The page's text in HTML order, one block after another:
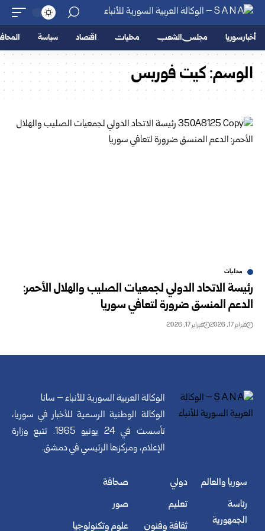
أخبار سوريا مجلس الشعب محليات اقتصاد سياسة
الوسم:كيت فوربس
محليات
رئيسة الاتحاد الدولي لجمعيات الصليب والهلال الأحمر:
الدعم المنسق ضرورة لتعافي سوريا
فبراير 17, 2026 فبراير 17, 2026
الوكالة العربية السورية للأنباء – سانا
الوكالة الوطنية الرسمية للأخبار في سوريا،
تأسست في 24 يونيو 1965. تتبع وزارة
الإعلام، ومركزها الرئيسي في دمشق.
سوريا والعالم
رئاسة
الجمهورية
دولي
تعليم
ثقافة وفنون
صحافة
صور
علوم وتكنولوجيا